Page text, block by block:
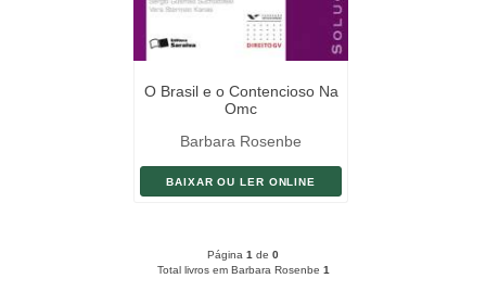
O Brasil e o Contencioso Na
Omc
Barbara Rosenbe
BAIXAR OU LER ONLINE
Página 1 de 0
Total livros em Barbara Rosenbe 1